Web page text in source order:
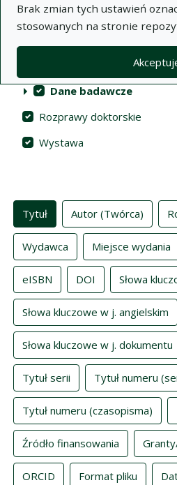
Brak zmian tych ustawień
stosowanych na stronie
Publikacje naukowe
Materiały audiowizualne
Dane badawcze
Rozprawy doktorskie
Wystawa
Indeksy
Tytuł Autor (Twórca)
Wydawca Miejsce wydania
eISBN DOI Słowa
Słowa kluczowe w j. angielskim
Słowa kluczowe w j. dokumentu
Tytuł serii Tytuł numeru
Tytuł numeru (czasopisma)
Źródło finansowania
ORCID Format pliku